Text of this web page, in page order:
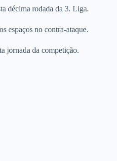
décima rodada da 3. Liga.
espaços no contra-ataque.
jornada da competição.